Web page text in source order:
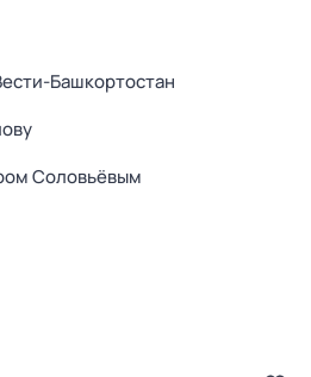
Башкортостан
Соловьёвым